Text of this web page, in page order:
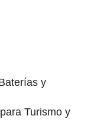
y
Turismo y